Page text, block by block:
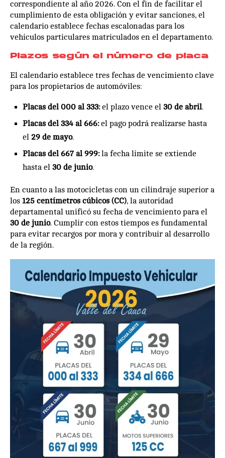
correspondiente al año 2026. Con el fin de facilitar el
cumplimiento de esta obligación y evitar sanciones, el
calendario establece fechas escalonadas para los
vehículos particulares matriculados en el departamento.
Plazos según el número de placa
El calendario establece tres fechas de vencimiento clave
para los propietarios de automóviles:
Placas del 000 al 333:el plazo vence el 30 de abril.
Placas del 334 al 666:el pago podrá realizarse hasta
el 29 de mayo.
Placas del 667 al 999:la fecha límite se extiende
hasta el 30 de junio.
En cuanto a las motocicletas con un cilindraje superior a
los 125 centímetros cúbicos (CC), la autoridad
departamental unificó su fecha de vencimiento para el
30 de junio. Cumplir con estos tiempos es fundamental
para evitar recargos por mora y contribuir al desarrollo
de la región.